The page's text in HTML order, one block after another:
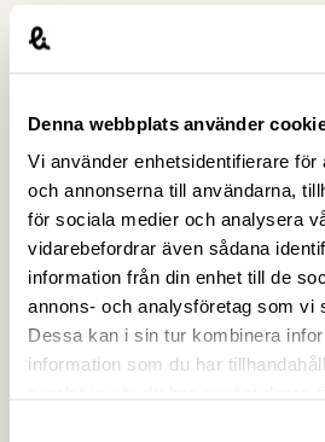
Denna webbplats använder
Vi använder enhetsidentifierare för
och annonserna till användarna,
för sociala medier och analysera
vidarebefordrar även sådana
information från din enhet till de
annons- och analysföretag som vi
Dessa kan i sin tur kombinera
information som du har
buffertar. Om inget görs är
hela branscher dör ut med
stimulansåtgärder
För att säkerställa snabbast
den här pågående ekonomiska
överbryggande åtgärder redan nu
implementering då nuvarande
yttersta vikt att företagen, när
trygga nog att snabbt kunna
och börja återanställa. Våra
överbryggande åtgärder är